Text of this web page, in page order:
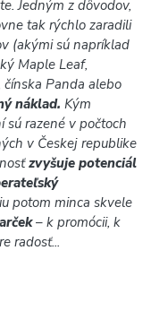
Jedným z dôvodov,
tak rýchlo zaradili
(akými sú napríklad
Maple Leaf,
Panda alebo
náklad. Kým
sú razené v počtoch
v Českej republike
zvyšuje potenciál
potom minca skvele
– k promócii, k
radosť...